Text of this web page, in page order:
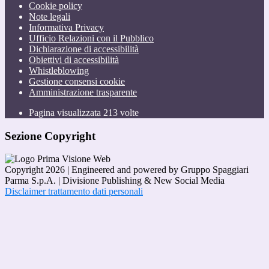
Cookie policy
Note legali
Informativa Privacy
Ufficio Relazioni con il Pubblico
Dichiarazione di accessibilità
Obiettivi di accessibilità
Whistleblowing
Gestione consensi cookie
Amministrazione trasparente
Pagina visualizzata 213 volte
Sezione Copyright
Copyright 2026 | Engineered and powered by Gruppo Spaggiari
Parma S.p.A. | Divisione Publishing & New Social Media
Disclaimer trattamento dati personali